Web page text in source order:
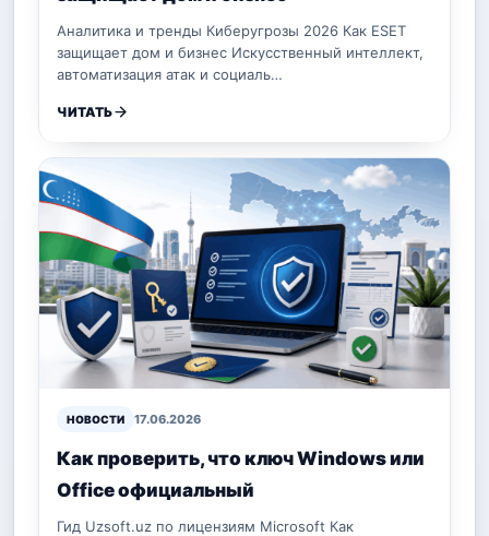
Аналитика и тренды Киберугрозы 2026 Как ESET
защищает дом и бизнес Искусственный интеллект,
автоматизация атак и социаль…
ЧИТАТЬ
НОВОСТИ 17.06.2026
Как проверить, что ключ Windows или
Office официальный
Гид Uzsoft.uz по лицензиям Microsoft Как